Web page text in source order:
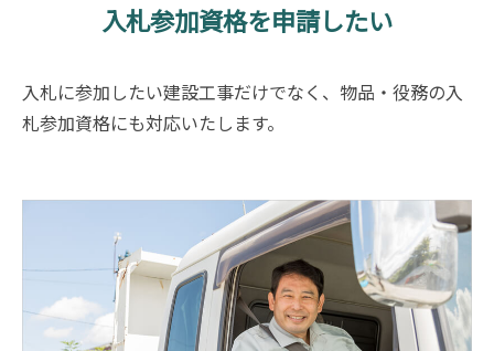
入札参加資格を申請したい
入札に参加したい建設工事だけでなく、物品・役務の入
札参加資格にも対応いたします。